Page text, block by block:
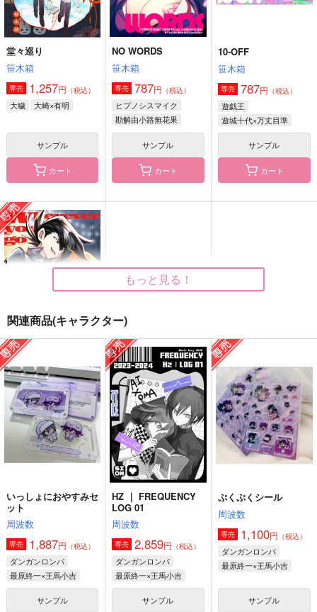
作品詳細 作品詳細
【「A英再録」収録
済】ブルータートルの
夢
ナナイロ
968円（税込）
作品詳細
ブランカ×アッシュ
鬼滅【炭治郎/禰豆子/
善逸/伊之助】スイー
ツプレート
ナナイロ
777円（税込）
竈門炭治郎
サンプル
ＨＢ
944円
笹山兵太夫×黒門伝七
サンプル
狸になった勘右衛門
ＨＢ
629円（税込）
鉢屋三郎×尾浜勘右衛門
サンプル
堂々巡り
笹木箱
専売 1,257円 （税込）
大穢 大崎×有明
サンプル
カート
NO WORDS
笹木箱
専売 787円 （税込）
ヒプノシスマイク
勘解由小路無花果
サンプル
カート
10-OFF
笹木箱
専売 787円 （税込）
遊戯王
遊城十代×万丈目準
サンプル
カート
Wherever you go
笹木箱
専売 1,572円 （税込）
遊戯王
遊城十代
万丈目準
サンプル
もっと見る！
関連商品(キャラクター)
いっしょにおやすみセ
ット
周波数
専売 1,887円 （税込）
ダンガンロンパ
最原終一×王馬小吉
サンプル
HZ ｜ FREQUENCY
LOG 01
周波数
専売 2,859円 （税込）
ダンガンロンパ
最原終一×王馬小吉
サンプル
ぷくぷくシール
周波数
専売 1,100円 （税込）
ダンガンロンパ
最原終一×王馬小吉
サンプル